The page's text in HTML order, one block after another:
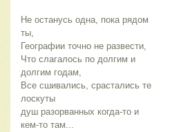
Не останусь одна, пока рядом
ты,
Географии точно не развести,
Что слагалось по долгим и
долгим годам,
Все сшивались, срастались те
лоскуты
душ разорванных когда-то и
кем-то там...